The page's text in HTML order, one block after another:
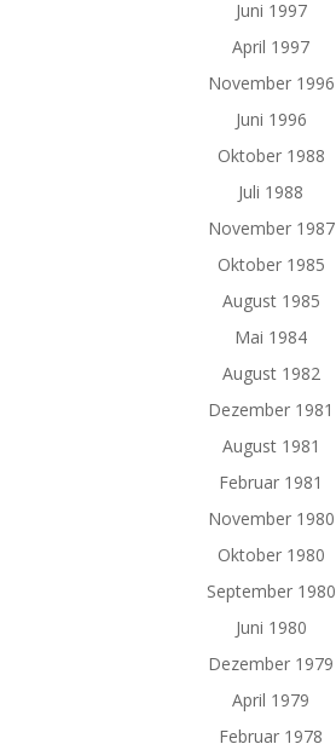
Juni 1997
April 1997
November 1996
Juni 1996
Oktober 1988
Juli 1988
November 1987
Oktober 1985
August 1985
Mai 1984
August 1982
Dezember 1981
August 1981
Februar 1981
November 1980
Oktober 1980
September 1980
Juni 1980
Dezember 1979
April 1979
Februar 1978